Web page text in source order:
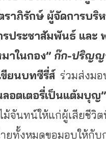
าภิรักษ์ ผู้จัดการบริ
ประชาสัมพันธ์ และ
าในกอง” ก๊ก-ปริญญ
ยนบทซีรี่ส์ร่วมส่งมอ
อตเตอรี่เป็นแต้มบุญ”
จันทน์ให้แก่ผู้เสียชีวิ
ยทั้งหมดขอมอบให้กั